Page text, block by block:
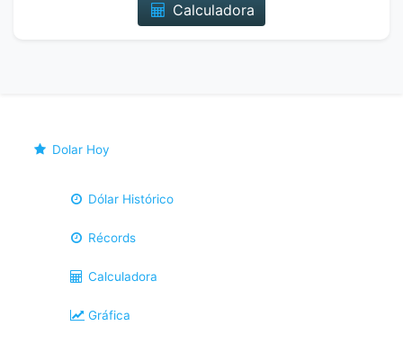
Calculadora
Dolar Hoy
Dólar Histórico
Récords
Calculadora
Gráfica